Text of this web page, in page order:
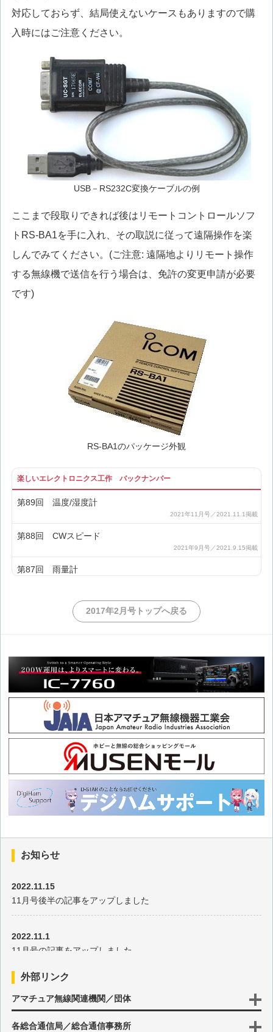
対応しておらず、結局使えないケースもありますので購
入時にはご注意ください。
USB－RS232C変換ケーブルの例
ここまで段取りできれば後はリモートコントロールソフ
トRS-BA1を手に入れ、その取説に従って遠隔操作を楽
しんでみてください。(ご注意: 遠隔地よりリモート操作
する無線機で送信を行う場合は、免許の変更申請が必要
です)
RS-BA1のパッケージ外観
楽しいエレクトロニクス工作 バックナンバー
第89回 温度/湿度計
第88回 CWスピード
第87回 雨量計
第86回 IC-705用電源
第84回 エレキー
第83回 スピーチコンプレッサー
第82回 長波JJY受信機
第81回 3.5MHzアンテナ
第80回 シニアスピーカー
第79回 バッテリーアイソレーター
第77回 DDSの動作
第76回 マルチチェンジャー
第75回 ハンディ無線機用電源
第74回 NAVTEX
2017年2月号トップへ戻る
お知らせ
2022.11.15
11月号後半の記事をアップしました
2022.11.1
11月号の記事をアップしました
2022.10.17
10月号後半の記事をアップしました
外部リンク
アマチュア無線関連機関／団体
各総合通信局／総合通信事務所